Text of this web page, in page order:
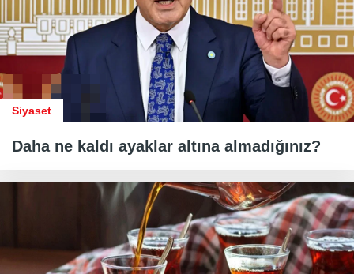
Siyaset
Daha ne kaldı ayaklar altına almadığınız?